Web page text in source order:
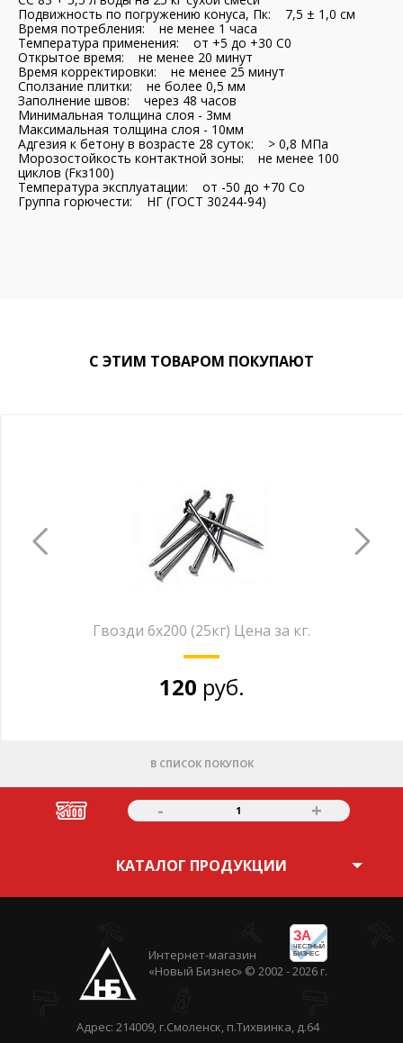
Подвижность по погружению конуса, Пк: 7,5 ± 1,0 см
Время потребления: не менее 1 часа
Температура применения: от +5 до +30 С0
Открытое время: не менее 20 минут
Время корректировки: не менее 25 минут
Сползание плитки: не более 0,5 мм
Заполнение швов: через 48 часов
Минимальная толщина слоя - 3мм
Максимальная толщина слоя - 10мм
Адгезия к бетону в возрасте 28 суток: > 0,8 МПа
Морозостойкость контактной зоны: не менее 100
циклов (Fкз100)
Температура эксплуатации: от -50 до +70 Со
Группа горючести: НГ (ГОСТ 30244-94)
С ЭТИМ ТОВАРОМ ПОКУПАЮТ
Гвозди 6х200 (25кг) Цена за кг.
120 руб.
В СПИСОК ПОКУПОК
- 1 +
КАТАЛОГ ПРОДУКЦИИ
ЗА
ЧЕСТНЫЙ
БИЗНЕС
Интернет-магазин
«Новый Бизнес» © 2002 - 2026 г.
Адрес: 214009, г.Смоленск, п.Тихвинка, д.64